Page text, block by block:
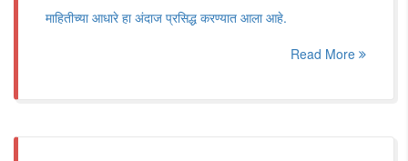
माहितीच्या आधारे हा अंदाज प्रसिद्ध करण्यात आला आहे.
Read More